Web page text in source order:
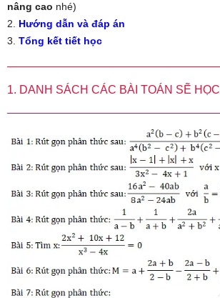
nâng cao nhé)
2. Hướng dẫn và đáp án
3. Tổng kết tiết học
1. DANH SÁCH CÁC BÀI TOÁN SẼ HỌC